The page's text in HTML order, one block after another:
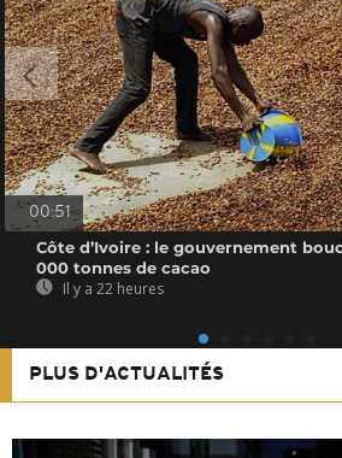
00:51
Côte d’Ivoire : le gouvernement
000 tonnes de cacao
Il y a 22 heures
PLUS D'ACTUALITÉS